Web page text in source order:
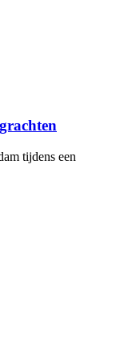
tijdens een